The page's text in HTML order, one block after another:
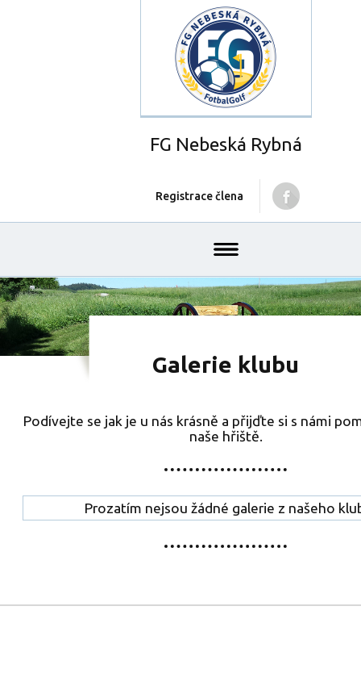
FG Nebeská Rybná
Registrace člena
Galerie klubu
Podívejte se jak je u nás krásně a přijďte si s námi
naše hřiště.
Prozatím nejsou žádné galerie z našeho